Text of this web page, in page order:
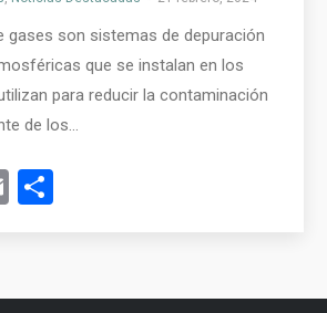
gases son sistemas de depuración
que se instalan en los
para reducir la contaminación
de los…
Email